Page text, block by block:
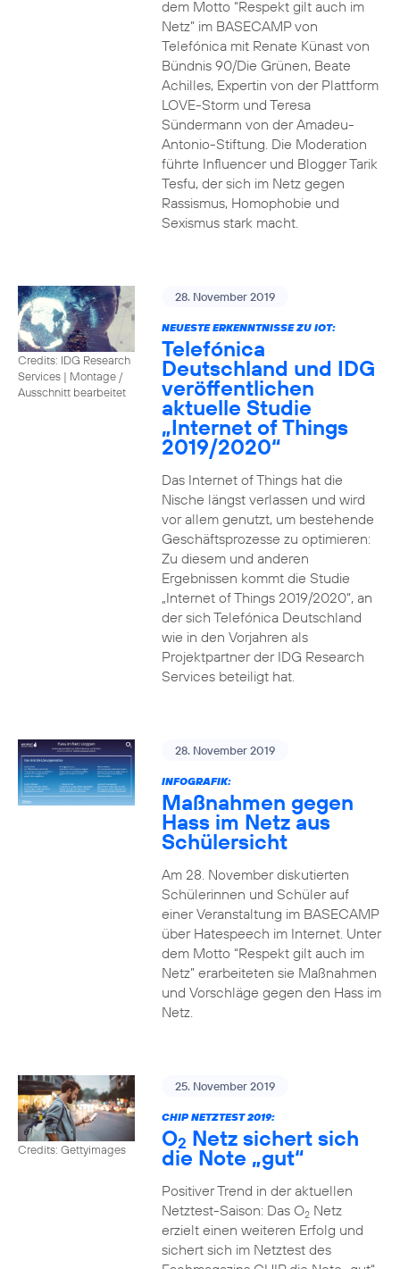
dem Motto “Respekt gilt auch im
Netz” im BASECAMP von
Telefónica mit Renate Künast von
Bündnis 90/Die Grünen, Beate
Achilles, Expertin von der Plattform
LOVE-Storm und Teresa
Sündermann von der Amadeu-
Antonio-Stiftung. Die Moderation
führte Influencer und Blogger Tarik
Tesfu, der sich im Netz gegen
Rassismus, Homophobie und
Sexismus stark macht.
Credits: IDG Research
Services | Montage /
Ausschnitt bearbeitet
28. November 2019
NEUESTE ERKENNTNISSE ZU IOT:
Telefónica
Deutschland und IDG
veröffentlichen
aktuelle Studie
„Internet of Things
2019/2020“
Das Internet of Things hat die
Nische längst verlassen und wird
vor allem genutzt, um bestehende
Geschäftsprozesse zu optimieren:
Zu diesem und anderen
Ergebnissen kommt die Studie
„Internet of Things 2019/2020“, an
der sich Telefónica Deutschland
wie in den Vorjahren als
Projektpartner der IDG Research
Services beteiligt hat.
28. November 2019
INFOGRAFIK:
Maßnahmen gegen
Hass im Netz aus
Schülersicht
Am 28. November diskutierten
Schülerinnen und Schüler auf
einer Veranstaltung im BASECAMP
über Hatespeech im Internet. Unter
dem Motto “Respekt gilt auch im
Netz” erarbeiteten sie Maßnahmen
und Vorschläge gegen den Hass im
Netz.
Credits: Gettyimages
25. November 2019
CHIP NETZTEST 2019:
O2 Netz sichert sich
die Note „gut“
Positiver Trend in der aktuellen
Netztest-Saison: Das O2Netz
erzielt einen weiteren Erfolg und
sichert sich im Netztest des